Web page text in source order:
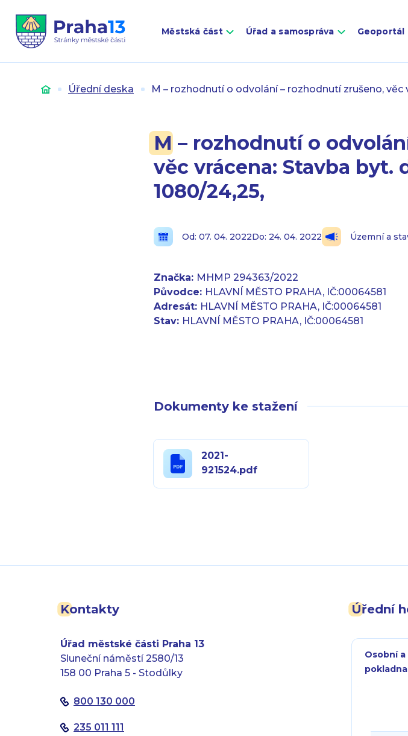
Městská část Úřad a samospráva Geoportál
Úvod Úřední deska M – rozhodnutí o odvolání – rozhodnutí zrušeno, věc
M – rozhodnutí o
věc vrácena: Stavba byt.
1080/24,25,
Od: 07. 04. 2022Do: 24. 04. 2022 Územní a
Značka: MHMP 294363/2022
Původce: HLAVNÍ MĚSTO PRAHA, IČ:00064581
Adresát: HLAVNÍ MĚSTO PRAHA, IČ:00064581
Stav: HLAVNÍ MĚSTO PRAHA, IČ:00064581
Dokumenty ke stažení
2021-
921524.pdf
Kontakty
Úřad městské části Praha 13
Sluneční náměstí 2580/13
158 00 Praha 5 - Stodůlky
800 130 000
235 011 111
Úřední
Osobní
pokladna